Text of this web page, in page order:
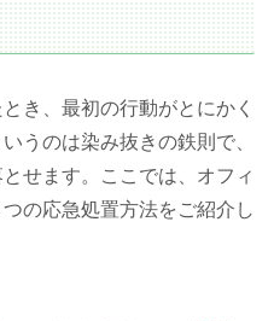
き、最初の行動がとにかく
うのは染み抜きの鉄則で、
せます。ここでは、オフィ
の応急処置方法をご紹介し